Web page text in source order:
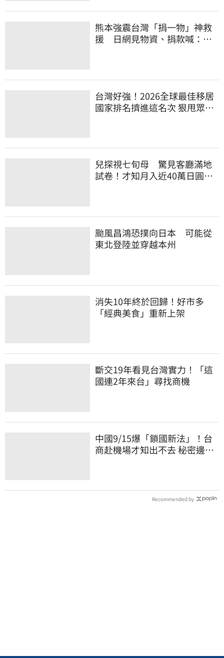
熊本強震台灣「捐一物」神救
援 日網見物資、捐款喊：給
台灣好強！2026全球最佳移居
國家排名擠進這名次 狠甩眾多
兒探視七旬母 驚見客廳滿地
試卷！才知月入近40萬日圓
颱風昌鴻恐撲向日本 可能從
東北登陸並穿越本州
消失10年終於回歸！好市多
「經典美食」重新上架
斷交19年看見台灣實力！「這
國連2年來台」尋找商機
中國9/15爆「鎖國新法」！台
商赴機場才知出不去 秘密邊控
Recommended by